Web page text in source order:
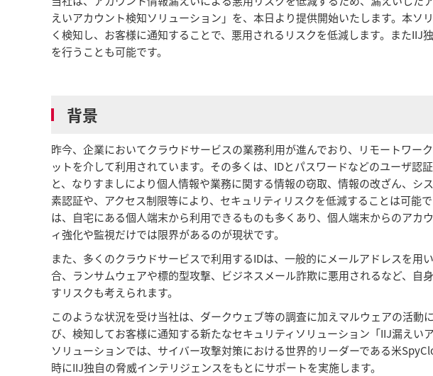
えいアカウント検知ソリューション」を、本日より提供開始いたします。本ソ
く検知し、お客様に通知することで、悪用されるリスクを低減します。また
を行うことも可能です。
背景
昨今、企業においてクラウドサービスの業務利用が進んでおり、リモートワー
ットを介して利用されています。その多くは、IDとパスワードなどのユーザ認
と、なりすましにより個人情報や業務に関する情報の窃取、情報の改ざん、シ
素認証や、アクセス制限等により、セキュリティリスクを低減することは可能
は、自宅にある個人端末から利用できるものも多くあり、個人端末からのアカ
ィ強化や監視だけでは限界があるのが現状です。
また、多くのクラウドサービスで利用するIDは、一般的にメールアドレスを用
合、ランサムウェアや標的型攻撃、ビジネスメール詐欺に悪用されるなど、自
すリスクも考えられます。
このような状況を受け当社は、ダークウェブ等の調査に加えマルウェアの活動
び、検知してお客様に通知する新たなセキュリティソリューション「IIJ漏えい
ソリューションでは、サイバー攻撃対策における世界的リーダーである米
時にIIJ独自の脅威インテリジェンスをもとにサポートを実施します。